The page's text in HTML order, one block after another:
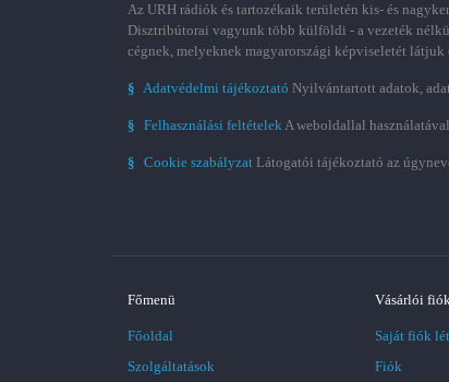
Az URH rádiók és tartozékaik területén kis- és
Disztribútorai vagyunk több külföldi - a vezeték
cégnek, melyeknek magyarországi képviseletét látjuk
§ Adatvédelmi tájékoztató Nyilvántartott adatok,
§ Felhasználási feltételekA weboldallal
§ Cookie szabályzat Látogatói tájékoztató az
Főmenü
Főoldal
Szolgáltatások
Vásárlói
Saját fiók
Fiók